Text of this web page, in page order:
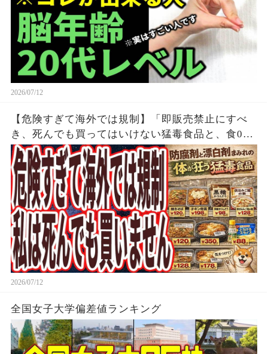
2026/07/12
【危険すぎて海外では規制】「即販売禁止にすべ
き、死んでも買ってはいけない猛毒食品と、食00
円以下で買える なぜか報道されない天然の薬レ
ベルの神食品」
2026/07/12
全国女子大学偏差値ランキング